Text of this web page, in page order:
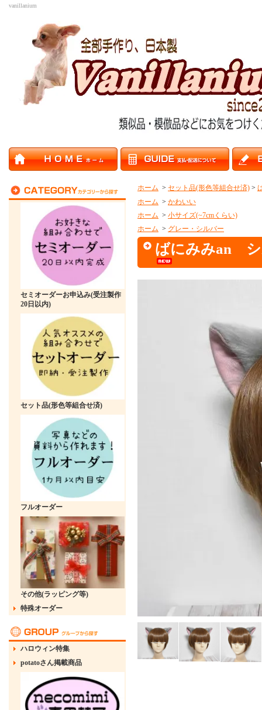
vanillanium
セミオーダーお申込み(受注製作
20日以内)
セット品(形色等組合せ済)
フルオーダー
その他(ラッピング等)
特殊オーダー
ハロウィン特集
potatoさん掲載商品
ホーム > セット品(形色等組合せ済) >
ホーム > かわいい
ホーム > 小サイズ(~7cmくらい)
ホーム > グレー・シルバー
ばにみみan